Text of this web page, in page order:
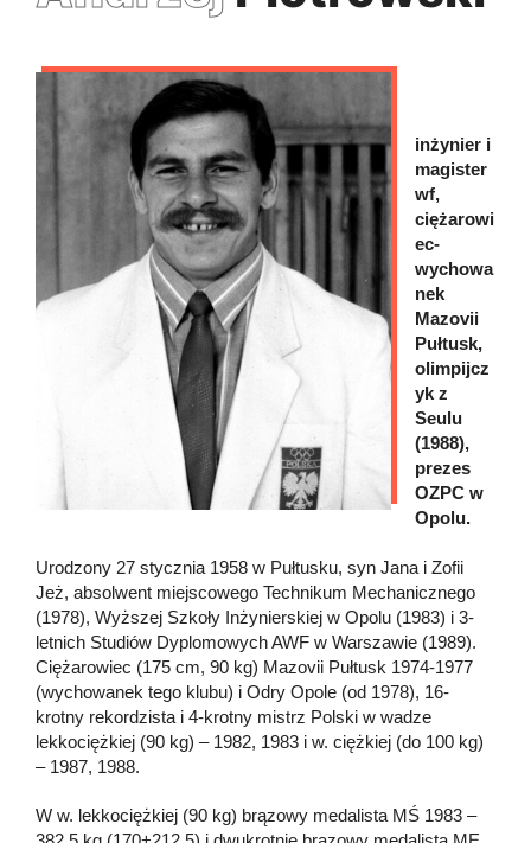
inżynier i
magister
wf,
ciężarowi
ec-
wychowa
nek
Mazovii
Pułtusk,
olimpijcz
yk z
Seulu
(1988),
prezes
OZPC w
Opolu.
Urodzony 27 stycznia 1958 w Pułtusku, syn Jana i Zofii
Jeż, absolwent miejscowego Technikum Mechanicznego
(1978), Wyższej Szkoły Inżynierskiej w Opolu (1983) i 3-
letnich Studiów Dyplomowych AWF w Warszawie (1989).
Ciężarowiec (175 cm, 90 kg) Mazovii Pułtusk 1974-1977
(wychowanek tego klubu) i Odry Opole (od 1978), 16-
krotny rekordzista i 4-krotny mistrz Polski w wadze
lekkociężkiej (90 kg) – 1982, 1983 i w. ciężkiej (do 100 kg)
– 1987, 1988.
W w. lekkociężkiej (90 kg) brązowy medalista MŚ 1983 –